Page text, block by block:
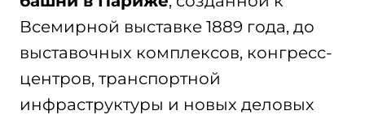
Всемирной выставке 1889 года, до
выставочных комплексов, конгресс-
центров, транспортной
инфраструктуры и новых деловых